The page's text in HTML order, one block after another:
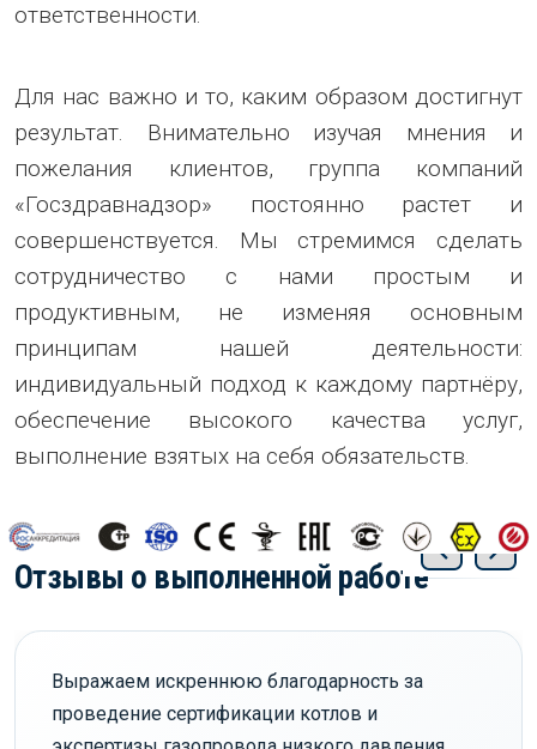
ответственности.
Для нас важно и то, каким образом достигнут
результат. Внимательно изучая мнения и
пожелания клиентов, группа компаний
«Госздравнадзор» постоянно растет и
совершенствуется. Мы стремимся сделать
сотрудничество с нами простым и
продуктивным, не изменяя основным
принципам нашей деятельности:
индивидуальный подход к каждому партнёру,
обеспечение высокого качества услуг,
выполнение взятых на себя обязательств.
Отзывы о выполненной работе
Выражаем искреннюю благодарность за
проведение сертификации котлов и